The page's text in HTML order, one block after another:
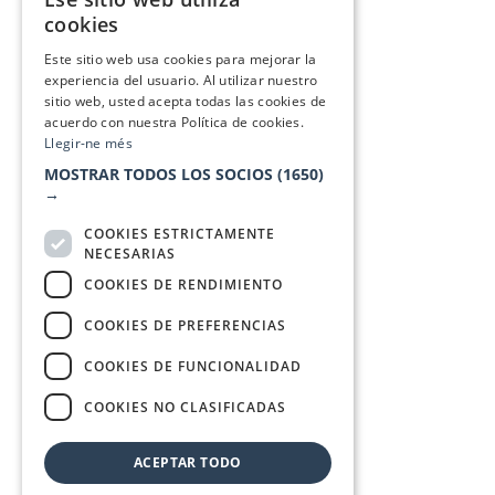
cookies
Este sitio web usa cookies para mejorar la
experiencia del usuario. Al utilizar nuestro
sitio web, usted acepta todas las cookies de
acuerdo con nuestra Política de cookies.
Llegir-ne més
MOSTRAR TODOS LOS SOCIOS (1650)
→
COOKIES ESTRICTAMENTE
NECESARIAS
COOKIES DE RENDIMIENTO
COOKIES DE PREFERENCIAS
COOKIES DE FUNCIONALIDAD
COOKIES NO CLASIFICADAS
ACEPTAR TODO